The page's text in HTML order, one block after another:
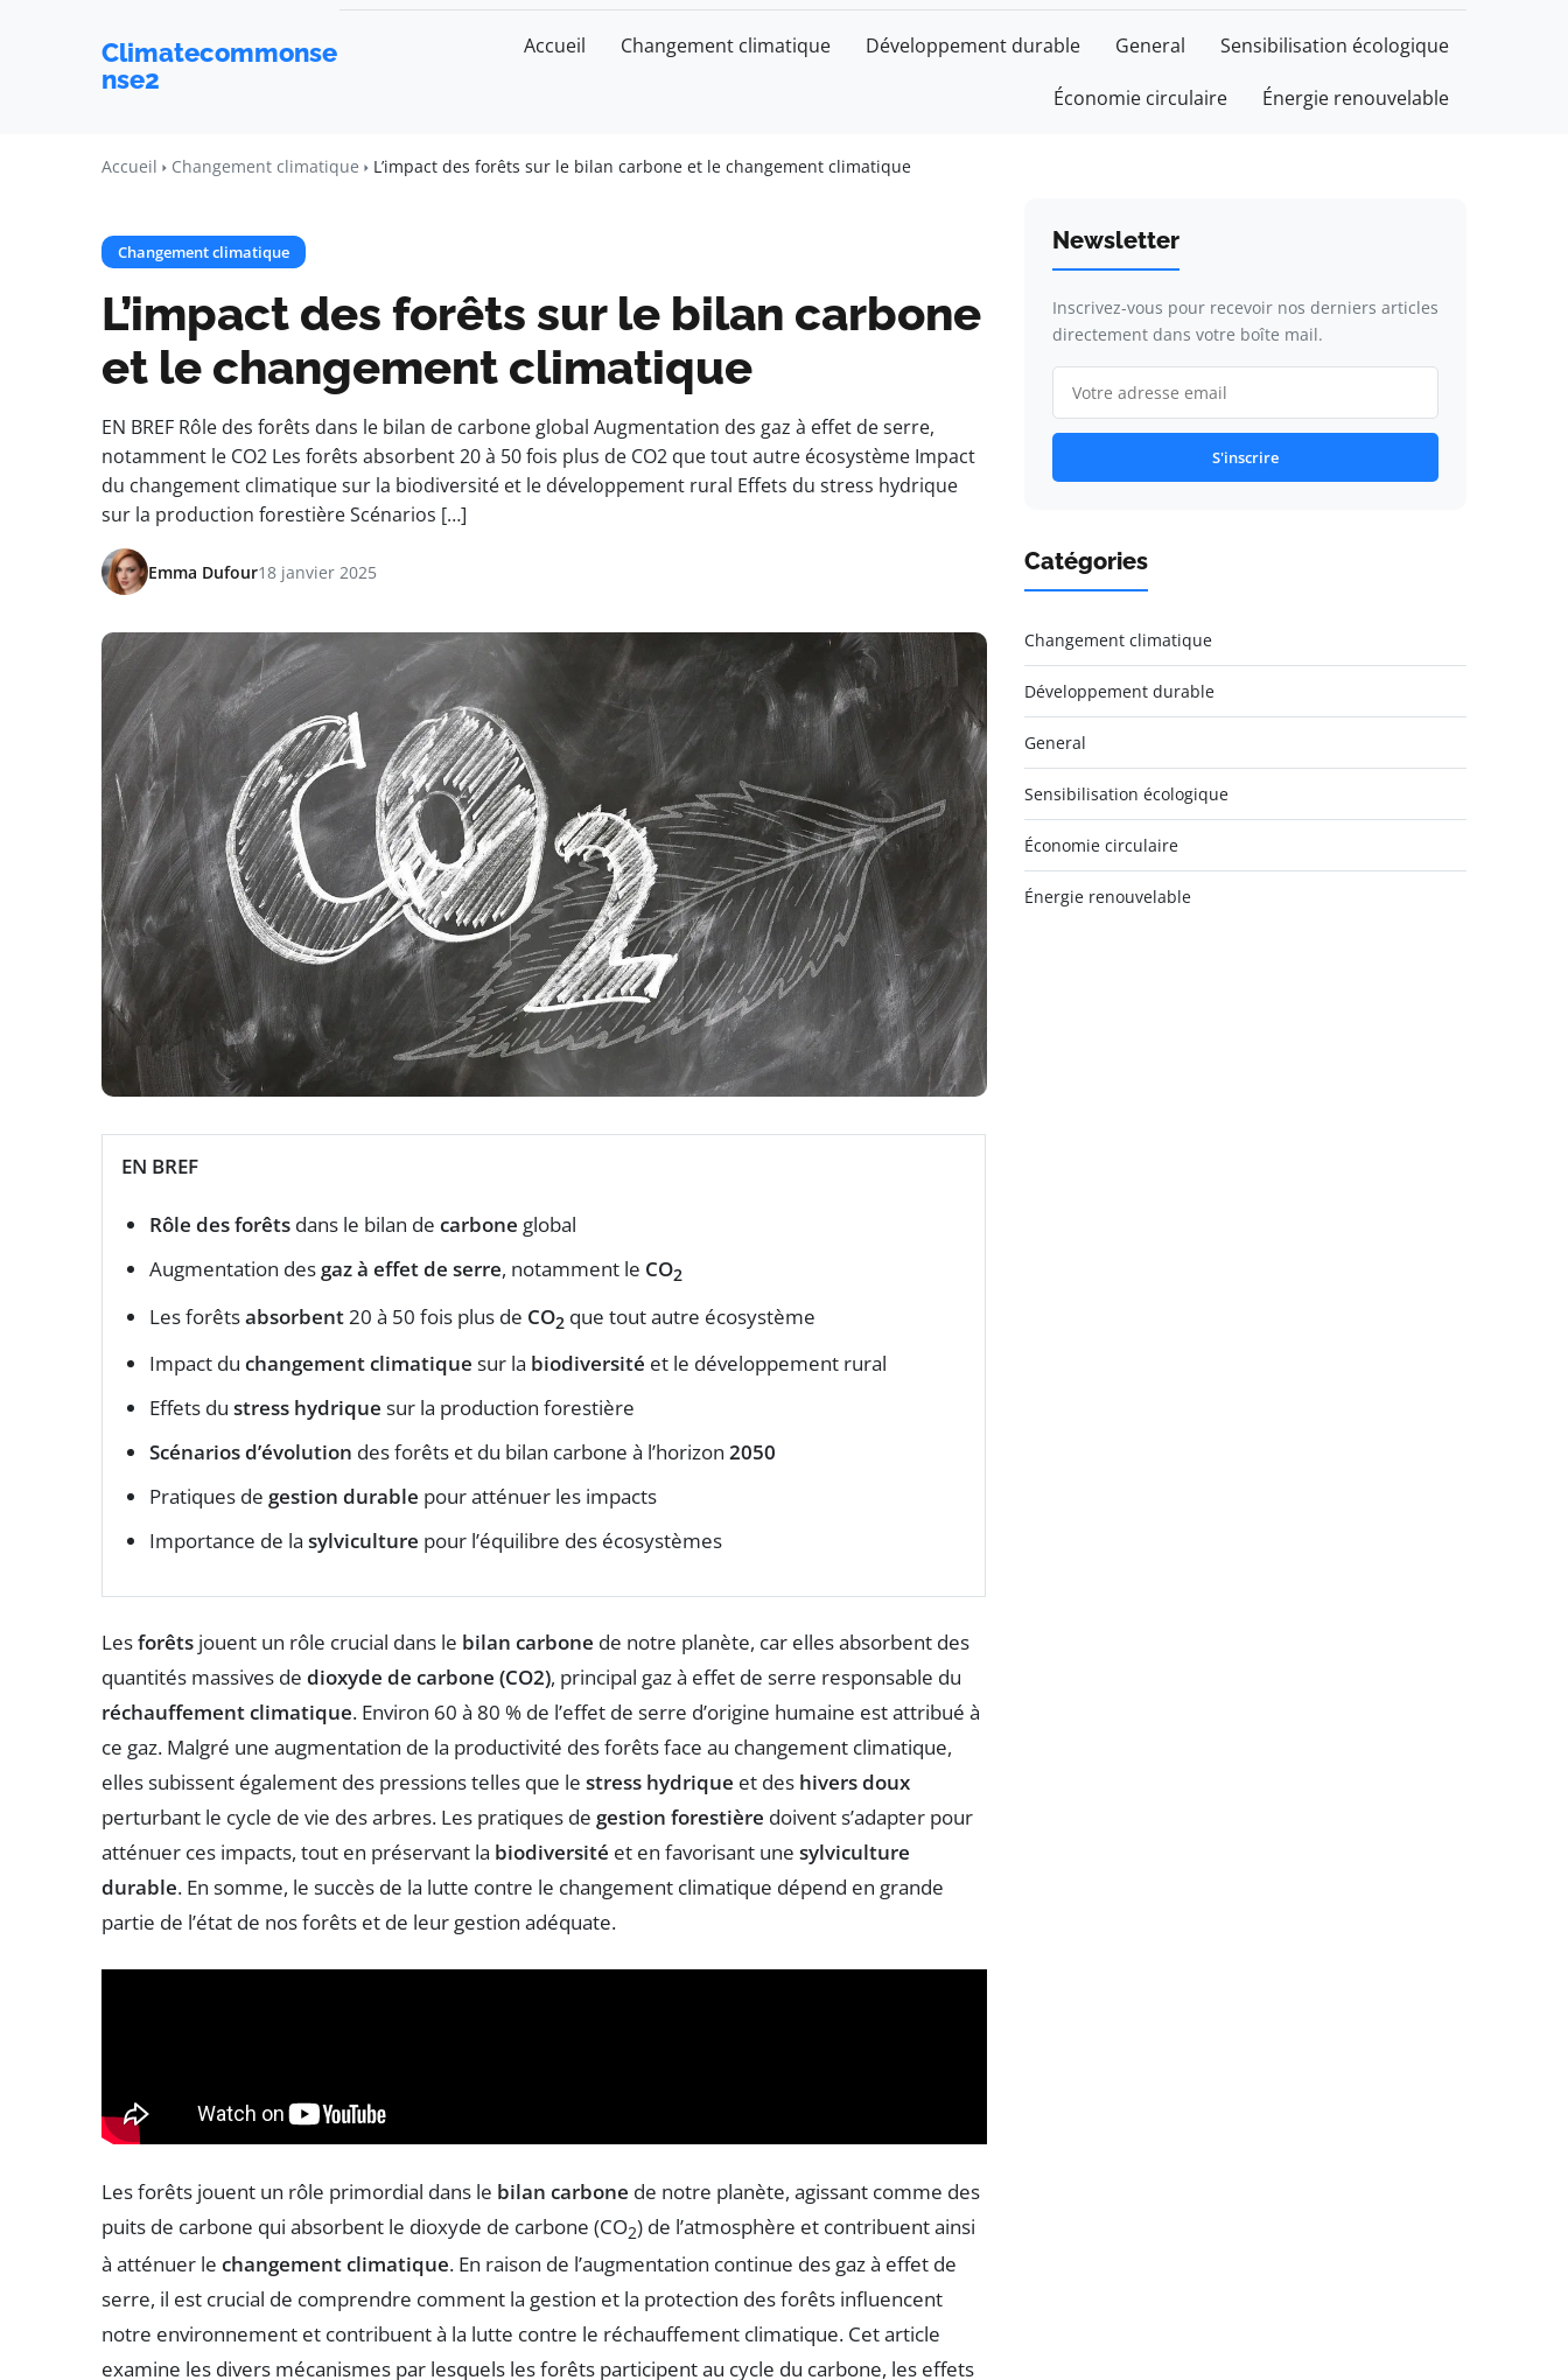
Climatecommonse
nse2
Accueil Changement climatique Développement durable General Sensibilisation écologique
Économie circulaire Énergie renouvelable
Accueil Changement climatique L’impact des forêts sur le bilan carbone et le changement climatique
Changement climatique
L’impact des forêts sur le bilan carbone
et le changement climatique
EN BREF Rôle des forêts dans le bilan de carbone global Augmentation des gaz à effet de serre,
notamment le CO2 Les forêts absorbent 20 à 50 fois plus de CO2 que tout autre écosystème Impact
du changement climatique sur la biodiversité et le développement rural Effets du stress hydrique
sur la production forestière Scénarios […]
Emma Dufour18 janvier 2025
EN BREF
Rôle des forêts dans le bilan de carbone global
Augmentation des gaz à effet de serre, notamment le CO2
Les forêtsabsorbent20 à 50 fois plus de CO2 que tout autre écosystème
Impact du changement climatique sur la biodiversité et le développement rural
Effets du stress hydrique sur la production forestière
Scénarios d’évolution des forêts et du bilan carbone à l’horizon 2050
Pratiques de gestion durable pour atténuer les impacts
Importance de la sylviculture pour l’équilibre des écosystèmes
Lesforêts jouent un rôle crucial dans le bilan carbone de notre planète, car elles absorbent des
quantités massives de dioxyde de carbone (CO2), principal gaz à effet de serre responsable du
réchauffement climatique. Environ 60 à 80 % de l’effet de serre d’origine humaine est attribué à
ce gaz. Malgré une augmentation de la productivité des forêts face au changement climatique,
elles subissent également des pressions telles que le stress hydrique et des hivers doux
perturbant le cycle de vie des arbres. Les pratiques de gestion forestière doivent s’adapter pour
atténuer ces impacts, tout en préservant la biodiversité et en favorisant une sylviculture
durable. En somme, le succès de la lutte contre le changement climatique dépend en grande
partie de l’état de nos forêts et de leur gestion adéquate.
Les forêts jouent un rôle primordial dans le bilan carbone de notre planète, agissant comme des
puits de carbone qui absorbent le dioxyde de carbone (CO2) de l’atmosphère et contribuent ainsi
à atténuer le changement climatique. En raison de l’augmentation continue des gaz à effet de
serre, il est crucial de comprendre comment la gestion et la protection des forêts influencent
notre environnement et contribuent à la lutte contre le réchauffement climatique. Cet article
examine les divers mécanismes par lesquels les forêts participent au cycle du carbone, les effets
Newsletter
Inscrivez-vous pour recevoir nos derniers articles
directement dans votre boîte mail.
S'inscrire
Catégories
Changement climatique
Développement durable
General
Sensibilisation écologique
Économie circulaire
Énergie renouvelable